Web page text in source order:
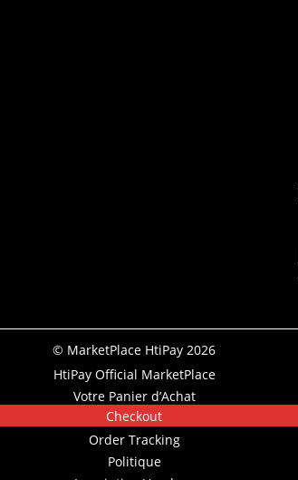
© MarketPlace HtiPay 2026
HtiPay Official MarketPlace
Votre Panier d’Achat
Checkout
Order Tracking
Politique